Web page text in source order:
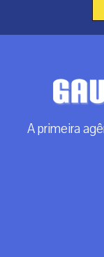
A primeira